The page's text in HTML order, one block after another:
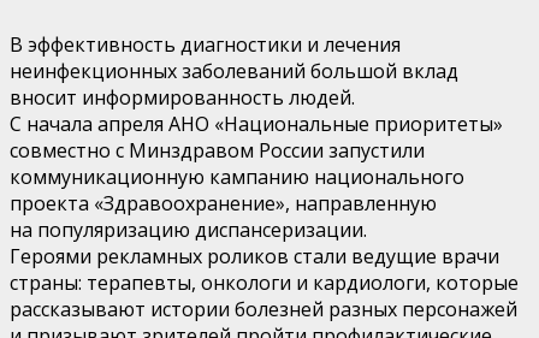
В эффективность диагностики и лечения
неинфекционных заболеваний большой вклад
вносит информированность людей.
С начала апреля АНО «Национальные приоритеты»
совместно с Минздравом России запустили
коммуникационную кампанию национального
проекта «Здравоохранение», направленную
на популяризацию диспансеризации.
Героями рекламных роликов стали ведущие врачи
страны: терапевты, онкологи и кардиологи, которые
рассказывают истории болезней разных персонажей